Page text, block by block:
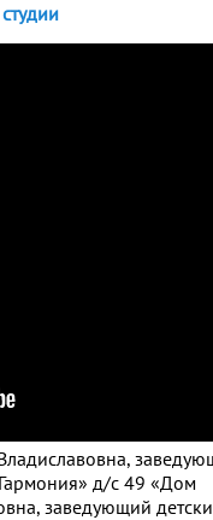
студии
д/с 49 «Дом
заведующий